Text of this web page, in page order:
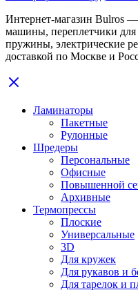
Интернет-магазин Bulros
машины, переплетчики для
пружины, электрические
доставкой по Москве и
Ламинаторы
Пакетные
Рулонные
Шредеры
Персональные
Офисные
Повышенной
Архивные
Термопрессы
Плоские
Универсальные
3D
Для кружек
Для рукавов и
Для тарелок и